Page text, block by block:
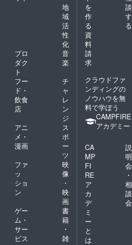
地
域
活
性
化
プロ
ダク
ト
音
楽
フー
ド・
飲食
店
チ
ャ
レ
ン
ジ
アニ
メ・
漫画
ス
ポ
ー
ツ
ファ
ッ
ショ
ン
映
像
・
映
画
ゲー
ム・
サー
ビス
書
籍
・
雑
を
作
る
談
す
る
資
料
請
求
クラウドファ
ンディングの
ノウハウを無
料で学ぼう
CAMPFIRE
アカデミー
CA
MP
FI
RE
ア
カ
デ
ミ
ー
と
は
説
明
会
・
相
談
会